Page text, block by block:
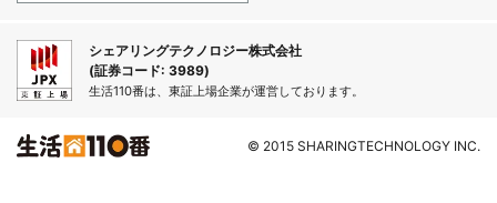
シェアリングテクノロジー株式会社
(証券コード: 3989)
生活110番は、東証上場企業が運営しております。
© 2015 SHARINGTECHNOLOGY INC.